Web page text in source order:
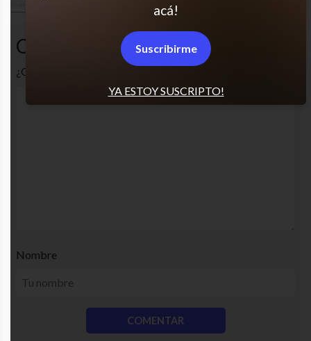
Comentarios
¿Cuál es tu opinión? Comenta!
Nombre
YA ESTOY SUSCRIPTO!
acá!
Suscribirme